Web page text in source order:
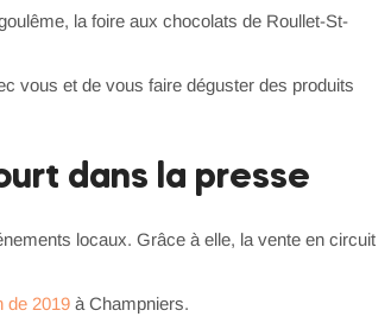
la foire aux chocolats de Roullet-St-
vous et de vous faire déguster des produits
dans la presse
locaux. Grâce à elle, la vente en circuit
de 2019 à Champniers.